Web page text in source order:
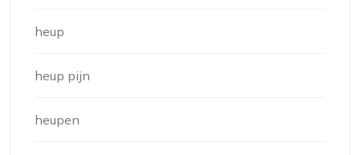
heup
heup pijn
heupen